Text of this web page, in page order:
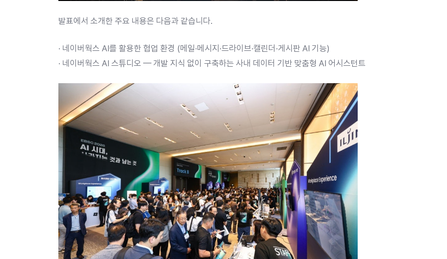
발표에서 소개한 주요 내용은 다음과 같습니다.
· 네이버웍스 AI를 활용한 협업 환경 (메일·메시지·드라이브·캘린더·게시판 AI 기능)
· 네이버웍스 AI 스튜디오 — 개발 지식 없이 구축하는 사내 데이터 기반 맞춤형 AI 어시스턴트